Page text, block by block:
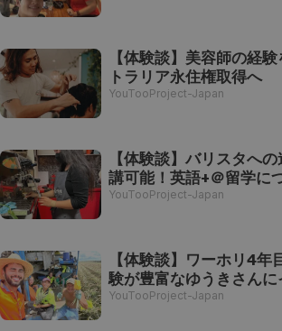
【体験談】美容師の経
トラリア永住権取得へ
YouTooProject-Japan
【体験談】バリスタへ
講可能！英語+＠留学に
YouTooProject-Japan
【体験談】ワーホリ4年
験が豊富なゆうきさんに
YouTooProject-Japan